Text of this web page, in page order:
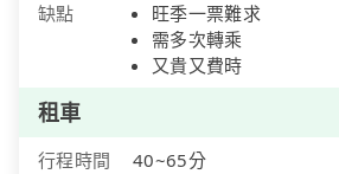
缺點
旺季一票難求
需多次轉乘
又貴又費時
租車
行程時間
40~65分